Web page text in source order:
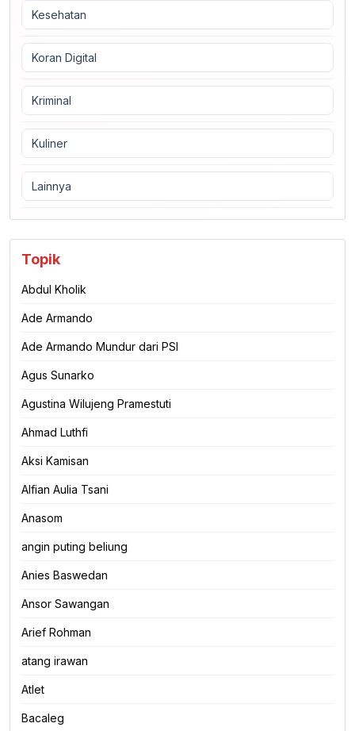
Kesehatan
Koran Digital
Kriminal
Kuliner
Lainnya
Topik
Abdul Kholik
Ade Armando
Ade Armando Mundur dari PSI
Agus Sunarko
Agustina Wilujeng Pramestuti
Ahmad Luthfi
Aksi Kamisan
Alfian Aulia Tsani
Anasom
angin puting beliung
Anies Baswedan
Ansor Sawangan
Arief Rohman
atang irawan
Atlet
Bacaleg